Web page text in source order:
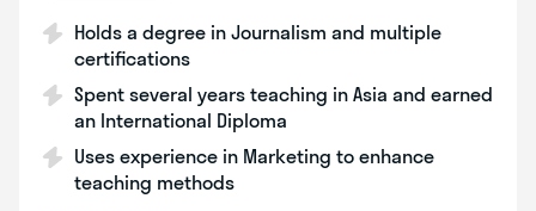
Holds a degree in Journalism and multiple
certifications
Spent several years teaching in Asia and earned
an International Diploma
Uses experience in Marketing to enhance
teaching methods